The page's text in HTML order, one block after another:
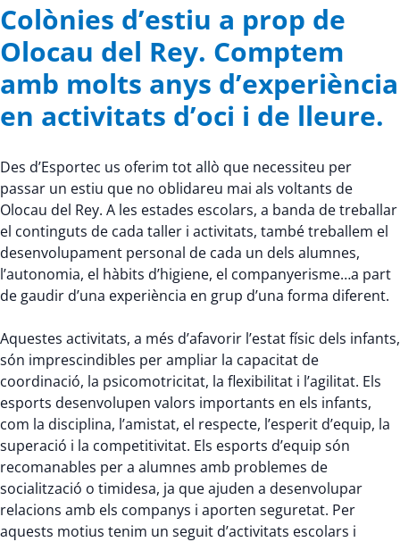
Colònies d’estiu a prop de
Olocau del Rey. Comptem
amb molts anys d’experiència
en activitats d’oci i de lleure.
Des d’Esportec us oferim tot allò que necessiteu per
passar un estiu que no oblidareu mai als voltants de
Olocau del Rey. A les estades escolars, a banda de treballar
el continguts de cada taller i activitats, també treballem el
desenvolupament personal de cada un dels alumnes,
l’autonomia, el hàbits d’higiene, el companyerisme…a part
de gaudir d’una experiència en grup d’una forma diferent.
Aquestes activitats, a més d’afavorir l’estat físic dels infants,
són imprescindibles per ampliar la capacitat de
coordinació, la psicomotricitat, la flexibilitat i l’agilitat. Els
esports desenvolupen valors importants en els infants,
com la disciplina, l’amistat, el respecte, l’esperit d’equip, la
superació i la competitivitat. Els esports d’equip són
recomanables per a alumnes amb problemes de
socialització o timidesa, ja que ajuden a desenvolupar
relacions amb els companys i aporten seguretat. Per
aquests motius tenim un seguit d’activitats escolars i